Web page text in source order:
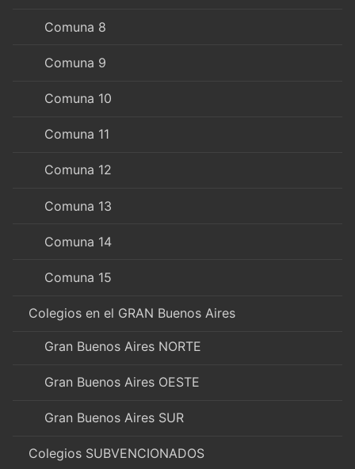
Comuna 8
Comuna 9
Comuna 10
Comuna 11
Comuna 12
Comuna 13
Comuna 14
Comuna 15
Colegios en el GRAN Buenos Aires
Gran Buenos Aires NORTE
Gran Buenos Aires OESTE
Gran Buenos Aires SUR
Colegios SUBVENCIONADOS